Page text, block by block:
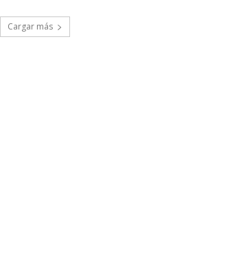
Cargar más